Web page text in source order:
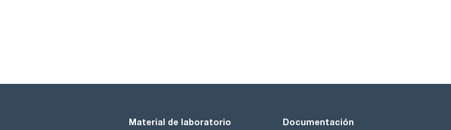
Material de laboratorio Documentación